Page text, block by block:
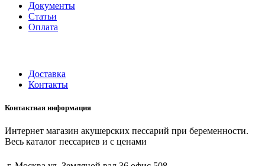
Документы
Статьи
Оплата
Доставка
Контакты
Контактная информация
Интернет магазин акушерских пессарий при беременности.
Весь каталог пессариев и с ценами